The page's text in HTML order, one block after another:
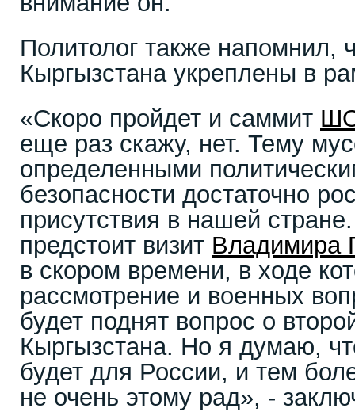
Политолог также напомнил,
Кыргызстана укреплены в
«Скоро пройдет и саммит
еще раз скажу, нет. Тему
определенными
безопасности достаточно
присутствия в нашей
предстоит визит Владимира
в скором времени, в ходе
рассмотрение и военных
будет поднят вопрос о
Кыргызстана. Но я думаю,
будет для России, и тем
не очень этому рад», -